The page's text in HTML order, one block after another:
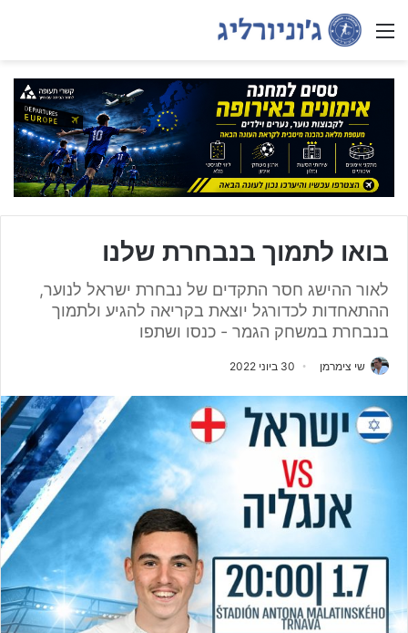
Menu
בואו לתמוך בנבחרת שלנו
לאור ההישג חסר התקדים של נבחרת ישראל לנוער,
ההתאחדות לכדורגל יוצאת בקריאה להגיע ולתמוך
בנבחרת במשחק הגמר - כנסו ושתפו
שי צימרמן 30 ביוני 2022